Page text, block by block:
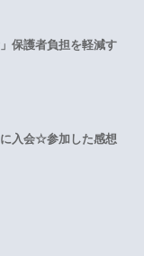
保護者負担を軽減す
入会☆参加した感想